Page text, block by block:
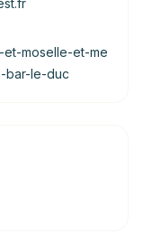
moselle-et-me
bar-le-duc